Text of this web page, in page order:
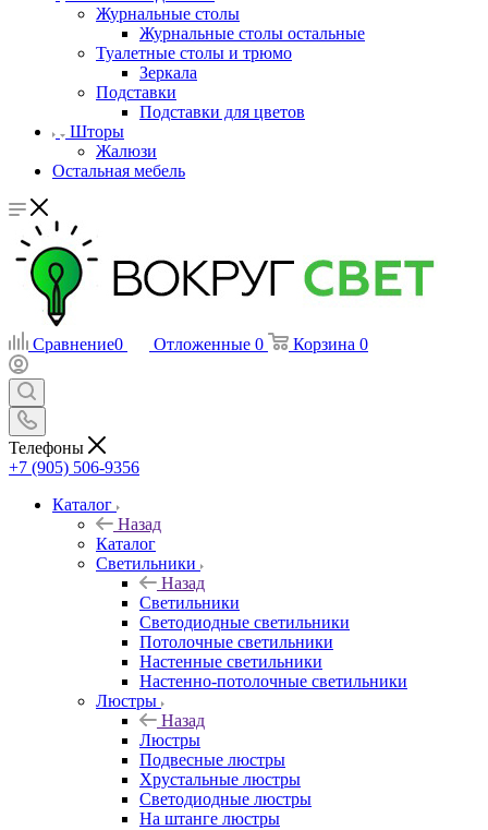
Журнальные столы
Журнальные столы остальные
Туалетные столы и трюмо
Зеркала
Подставки
Подставки для цветов
Шторы
Жалюзи
Остальная мебель
Сравнение0 Отложенные 0 Корзина 0
Телефоны
+7 (905) 506-9356
Каталог
Назад
Каталог
Светильники
Назад
Светильники
Светодиодные светильники
Потолочные светильники
Настенные светильники
Настенно-потолочные светильники
Люстры
Назад
Люстры
Подвесные люстры
Хрустальные люстры
Светодиодные люстры
На штанге люстры